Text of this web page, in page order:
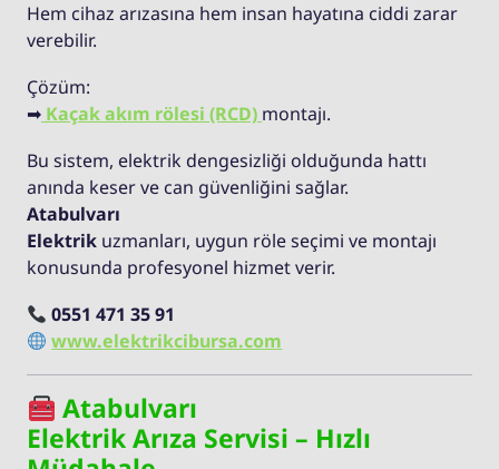
Hem cihaz arızasına hem insan hayatına ciddi zarar
verebilir.
Çözüm:
➡ Kaçak akım rölesi (RCD) montajı.
Bu sistem, elektrik dengesizliği olduğunda hattı
anında keser ve can güvenliğini sağlar.
Atabulvarı
Elektrik uzmanları, uygun röle seçimi ve montajı
konusunda profesyonel hizmet verir.
0551 471 35 91
www.elektrikcibursa.com
Atabulvarı
Elektrik Arıza Servisi – Hızlı